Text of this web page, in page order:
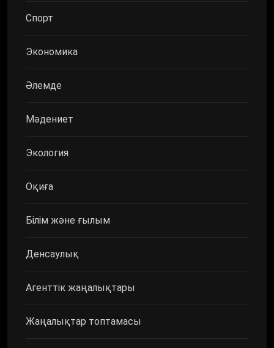
Спорт
Экономика
Әлемде
Мәдениет
Экология
Оқиға
Білім және ғылым
Денсаулық
Агенттік жаңалықтары
Жаңалықтар топтамасы